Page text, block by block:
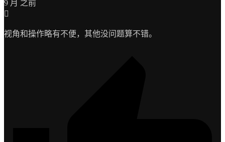
9 月 之前
视角和操作略有不便，其他没问题算不错。